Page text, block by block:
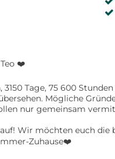
❤️
3150 Tage, 75 600
Mögliche
nur gemeinsam
Wir möchten euch die
Zuhause❤️